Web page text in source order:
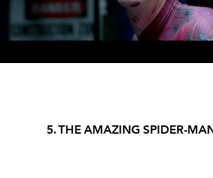
5. THE AMAZING SPIDER-